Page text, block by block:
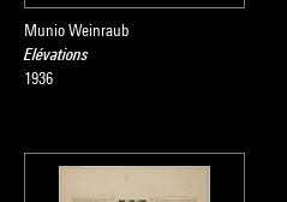
Munio Weinraub
Elévations
1936